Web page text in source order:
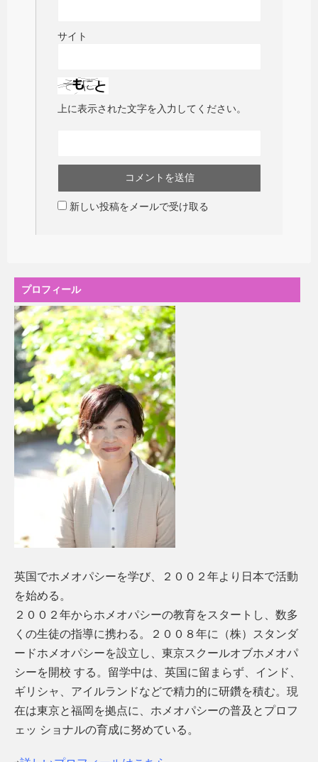
サイト
上に表示された文字を入力してください。
新しい投稿をメールで受け取る
プロフィール
英国でホメオパシーを学び、２００２年より日本で活動
を始める。
２００２年からホメオパシーの教育をスタートし、数多
くの生徒の指導に携わる。２００８年に（株）スタンダ
ードホメオパシーを設立し、東京スクールオブホメオパ
シーを開校 する。留学中は、英国に留まらず、インド、
ギリシャ、アイルランドなどで精力的に研鑽を積む。現
在は東京と福岡を拠点に、ホメオパシーの普及とプロフ
ェッ ショナルの育成に努めている。